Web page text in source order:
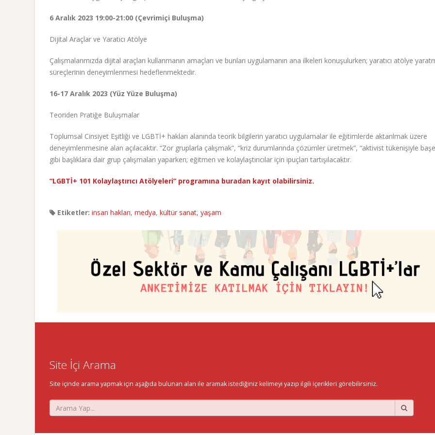
6 Aralık 2023 19:00-21:00 (Çevrimiçi Buluşma)
Dijital Araçlar ve Yaratıcı Atölye
Çalışmalarımızda dijital araçları kullanmanın amaçları ve bunları uygulamanın ana ilkeleri konuşulurken; yaratıcı atölye
süreçlerinin deneyimlenmesi hedeflenmektedir.
16-17 Aralık 2023 (Yüz Yüze Buluşma)
Teoriden Pratiğe Buluşmalar
Toplumsal Cinsiyet Eşitliği ve LGBTİ+ hakları alanında teorik bilgilerin yaratıcı uygulamalar ile eğitimlerde aktarılmak üzere
deneyimlenmesine alan açılacaktır. “Zor gruplarla çalışmak”, “kriz durumlarında çözümler üretmek”, “aktivist tükenişiyle
gibi başlıklara dair grup çalışmaları yaparken; eğitmen ve kolaylaştırıcılar için ipuçları tartışılacaktır.
“LGBTİ+ 101 Kolaylaştırıcı Atölyeleri” programına buradan kayıt olabilirsiniz.
Etiketler: insan hakları, medya, kültür sanat, yaşam
Site İçi Arama
Site içinde arama yapmak için aşağıda bulunan alan ile aramak istediğiniz kelimeyi yazıp ilgili içerikleri görebilirsiniz.